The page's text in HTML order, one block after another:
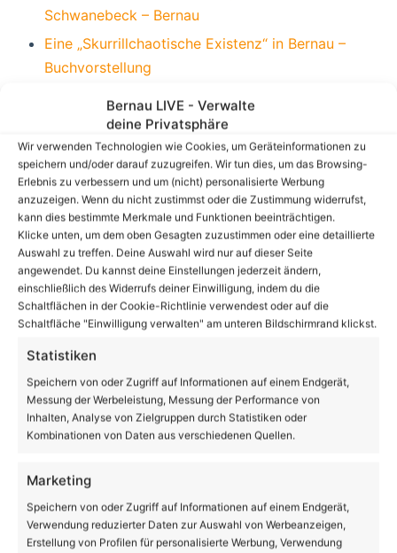
Bernau LIVE - Verwalte
deine Privatsphäre
Wir verwenden Technologien wie Cookies, um Geräteinformationen zu
speichern und/oder darauf zuzugreifen. Wir tun dies, um das Browsing-
Erlebnis zu verbessern und um (nicht) personalisierte Werbung
anzuzeigen. Wenn du nicht zustimmst oder die Zustimmung widerrufst,
kann dies bestimmte Merkmale und Funktionen beeinträchtigen.
Klicke unten, um dem oben Gesagten zuzustimmen oder eine detaillierte
Auswahl zu treffen. Deine Auswahl wird nur auf dieser Seite
angewendet. Du kannst deine Einstellungen jederzeit ändern,
einschließlich des Widerrufs deiner Einwilligung, indem du die
Schaltflächen in der Cookie-Richtlinie verwendest oder auf die
Schaltfläche "Einwilligung verwalten" am unteren Bildschirmrand klickst.
Statistiken
Speichern von oder Zugriff auf Informationen auf einem Endgerät,
Messung der Werbeleistung, Messung der Performance von
Inhalten, Analyse von Zielgruppen durch Statistiken oder
Kombinationen von Daten aus verschiedenen Quellen.
Marketing
Speichern von oder Zugriff auf Informationen auf einem Endgerät,
Verwendung reduzierter Daten zur Auswahl von Werbeanzeigen,
Erstellung von Profilen für personalisierte Werbung, Verwendung
Schwanebeck – Bernau
Eine „Skurrillchaotische Existenz“ in Bernau –
Buchvorstellung
Eberswalde sagt Weihnachtsmarkt ab – Bernau
noch nicht
Bernau: Unruhe um den Bau einer neuen
Flüchtlingsunterkunft
Umfrage der Stadt Bernau: Medien – Zufriedenheit
– Wünsche
Netto-Markt – Neubau an der Rüdnitzer Chaussee
bald fertig
Tag der offenen Tür im Neuen Rathaus Bernau
NAVIGATION:
Schülerverkehr in Ahrensfelde